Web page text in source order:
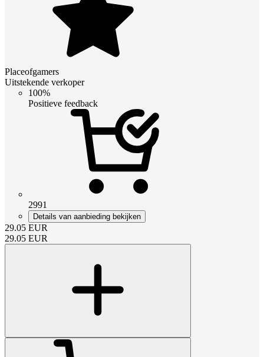
Placeofgamers
Uitstekende verkoper
100%
Positieve feedback
2991
Details van aanbieding bekijken
29.05 EUR
29.05 EUR